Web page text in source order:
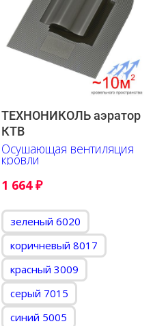
ТЕХНОНИКОЛЬ аэратор
КТВ
Осушающая вентиляция
кровли
1 664₽
зеленый 6020
коричневый 8017
красный 3009
серый 7015
синий 5005